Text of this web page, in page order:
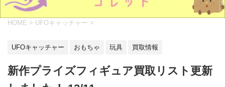
HOME > UFOキャッチャー >
UFOキャッチャー おもちゃ 玩具 買取情報
新作プライズフィギュア買取リスト更新